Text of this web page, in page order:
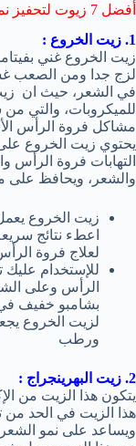
أفضل 7 زيوت لتحفيز نمو الشعر في اقل من أسبوع :
1. زيت الخروع :
لزج جدا ومن الصعب
في الشعر، حيث ان
للميكروبات، والتي
مشاكل فروة الرأس
يحتوي زيت الخروع
التهابات فروة
والشعر، ويحافظ على
زيت الخروع
اعطء نتائج
لعلاج فروة
للإستخدام
الرأس وعلى
بشامبو خفيف في
لزيت الخروع
ورطب
2. زيت البهرينجراج :
يتكون هذا الزيت من
هذا الزيت في الحد من
ويساعد على نمو